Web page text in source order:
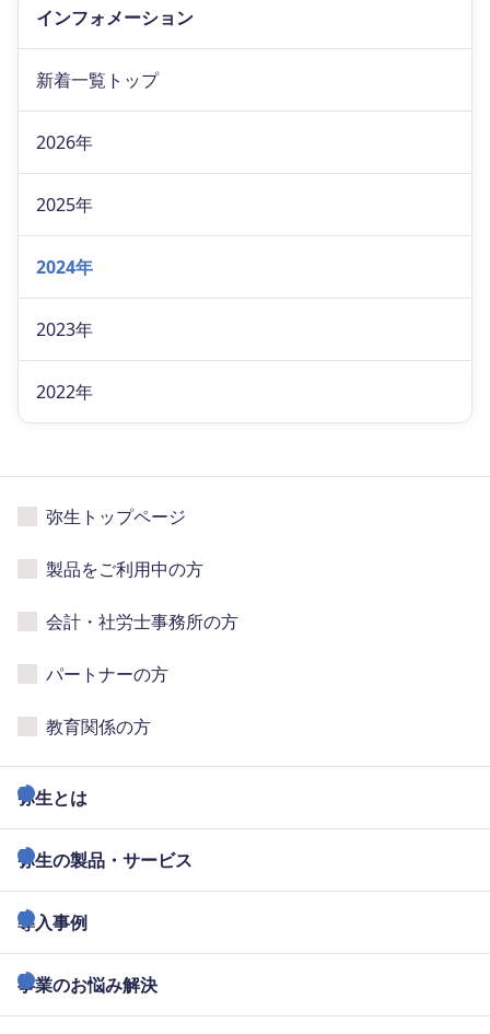
インフォメーション
新着一覧トップ
2026年
2025年
2024年
2023年
2022年
弥生トップページ
製品をご利用中の方
会計・社労士事務所の方
パートナーの方
教育関係の方
弥生とは
弥生の製品・サービス
導入事例
事業のお悩み解決